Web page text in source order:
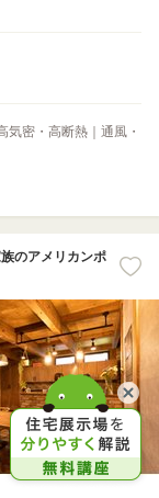
気密・高断熱｜通風・
のアメリカンポ